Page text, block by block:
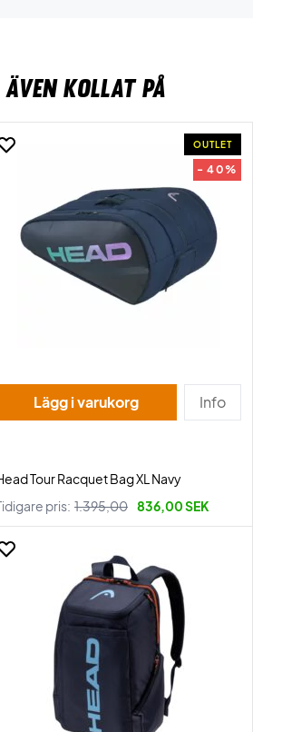
KOLLAT PÅ
OUTLET
- 40%
Lägg i varukorg Info
Tour Racquet Bag XL Navy
pris: 1.395,00 836,00 SEK